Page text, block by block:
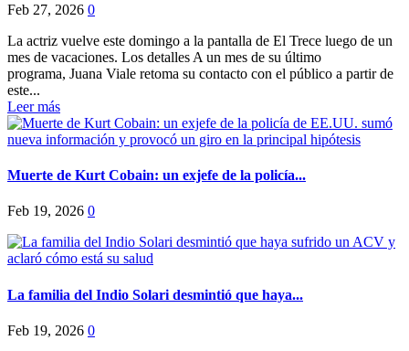
Feb 27, 2026 0
La actriz vuelve este domingo a la pantalla de El Trece luego de un
mes de vacaciones. Los detalles A un mes de su último
programa, Juana Viale retoma su contacto con el público a partir de
este...
Leer más
Muerte de Kurt Cobain: un exjefe de la policía...
Feb 19, 2026 0
La familia del Indio Solari desmintió que haya...
Feb 19, 2026 0